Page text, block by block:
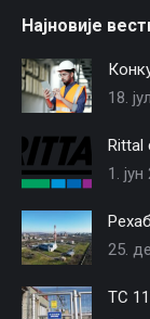
Најновије
18.
Rittal
1.
25.
TС